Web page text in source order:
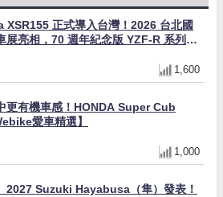
XSR155 正式導入台灣！2026 台北國
展亮相，70 週年紀念版 YZF-R 系列限
1,600
更有機車感！HONDA Super Cub
愛車精選】
1,000
2027 Suzuki Hayabusa（隼）發表！